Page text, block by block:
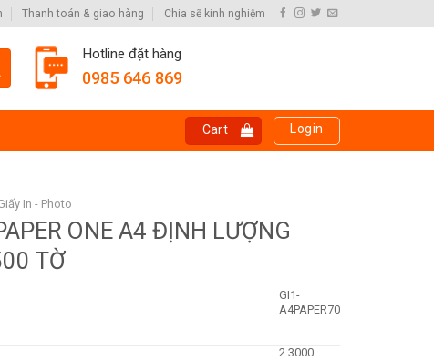
Thanh toán & giao hàng Chia sẽ kinh nghiệm
Hotline đặt hàng
0985 646 869
Cart Login
In - Photo
ONE A4 ĐỊNH LƯỢNG
TỜ
GI1-
A4PAPER70
2.3000